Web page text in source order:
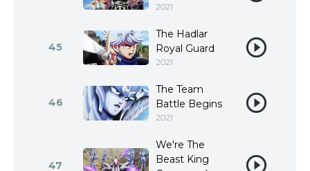
2021
45
The Hadlar
Royal Guard
2021
46
The Team
Battle Begins
2021
47
We're The
Beast King